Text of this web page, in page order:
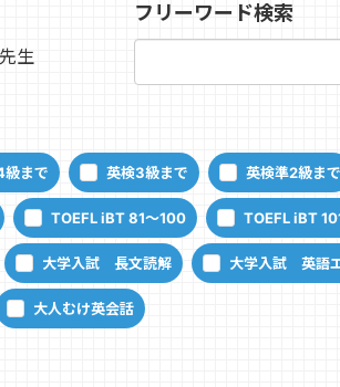
生
フリーワード検索
級まで 英検3級まで 英検準2級まで
TOEFL iBT 81～100 TOEFL iBT
大学入試 長文読解 大学入試 英語
大人むけ英会話